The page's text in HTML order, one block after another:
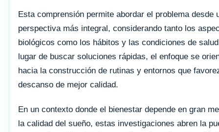
Esta comprensión permite abordar el problema desde
perspectiva más integral, considerando tanto los
biológicos como los hábitos y las condiciones de
lugar de buscar soluciones rápidas, el enfoque se
hacia la construcción de rutinas y entornos que
descanso de mejor calidad.
En un contexto donde el bienestar depende en gran
la calidad del sueño, estas investigaciones abren la